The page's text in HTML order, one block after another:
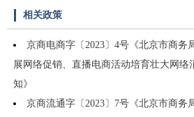
相关政策
京商电商字〔2023〕4号《北京市商务
展网络促销、直播电商活动培育壮大网络
知》
京商流通字〔2023〕7号《北京市商务